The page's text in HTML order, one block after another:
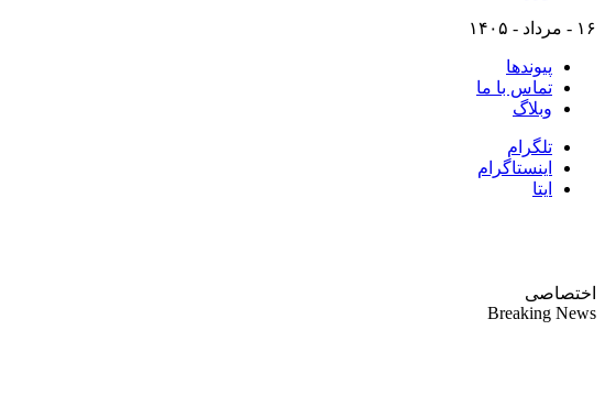
۱۶ - مرداد - ۱۴۰۵
پیوندها
تماس با ما
وبلاگ
تلگرام
اینستاگرام
ایتا
اختصاصی
Breaking News